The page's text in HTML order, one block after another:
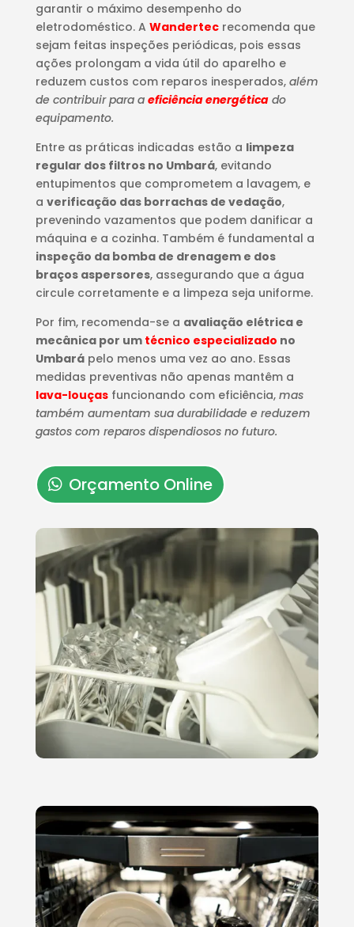
garantir o máximo desempenho do
eletrodoméstico. A Wandertec recomenda que
sejam feitas inspeções periódicas, pois essas
ações prolongam a vida útil do aparelho e
reduzem custos com reparos inesperados, além
de contribuir para a eficiência energéticado
equipamento.
Entre as práticas indicadas estão a limpeza
regular dos filtros no Umbará, evitando
entupimentos que comprometem a lavagem, e
a verificação das borrachas de vedação,
prevenindo vazamentos que podem danificar a
máquina e a cozinha. Também é fundamental a
inspeção da bomba de drenagem e dos
braços aspersores, assegurando que a água
circule corretamente e a limpeza seja uniforme.
Por fim, recomenda-se a avaliação elétrica e
mecânica por um técnico especializado no
Umbarápelo menos uma vez ao ano. Essas
medidas preventivas não apenas mantêm a
lava-louçasfuncionando com eficiência, mas
também aumentam sua durabilidade e reduzem
gastos com reparos dispendiosos no futuro.
Orçamento Online